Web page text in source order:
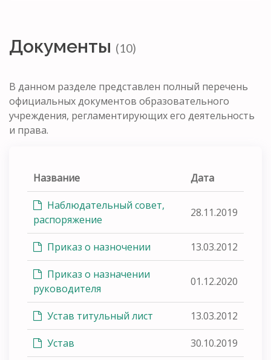
Документы (10)
В данном разделе представлен полный перечень
официальных документов образовательного
учреждения, регламентирующих его деятельность
и права.
Название Дата
Наблюдательный совет,
распоряжение
28.11.2019
Приказ о назночении 13.03.2012
Приказ о назначении
руководителя
01.12.2020
Устав титульный лист 13.03.2012
Устав 30.10.2019